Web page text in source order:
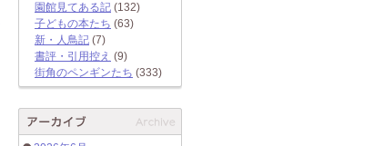
園館見てある記 (132)
子どもの本たち (63)
新・人鳥記 (7)
書評・引用控え (9)
街角のペンギンたち (333)